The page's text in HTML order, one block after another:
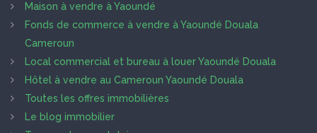
Maison à vendre à Yaoundé
Fonds de commerce à vendre à Yaoundé Douala
Cameroun
Local commercial et bureau à louer Yaoundé Douala
Hôtel à vendre au Cameroun Yaoundé Douala
Toutes les offres immobilières
Le blog immobilier